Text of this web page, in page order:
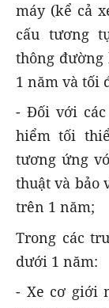
máy (kể cả
cấu tương
thông
1 năm và tối
- Đối với
hiểm tối
tương ứng
thuật và bảo
trên 1 năm;
Trong các
dưới 1 năm:
- Xe cơ giới